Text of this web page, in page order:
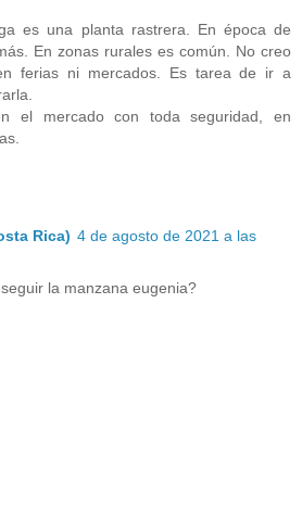
es una planta rastrera. En época de
En zonas rurales es común. No creo
ferias ni mercados. Es tarea de ir a
el mercado con toda seguridad, en
Rica) 4 de agosto de 2021 a las
la manzana eugenia?